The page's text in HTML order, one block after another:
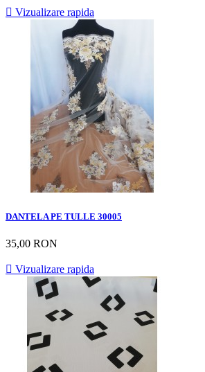
 Vizualizare rapida
DANTELA PE TULLE 30005
35,00 RON
 Vizualizare rapida